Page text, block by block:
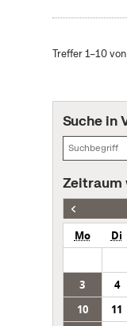
Treffer 1–10
Suche in
Zeitraum
Mo Di
3
4
10
11